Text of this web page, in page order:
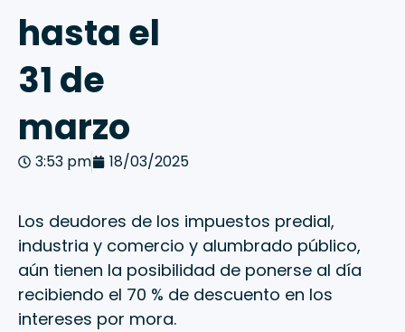
hasta el
31 de
marzo
3:53 pm 18/03/2025
Los deudores de los impuestos predial,
industria y comercio y alumbrado público,
aún tienen la posibilidad de ponerse al día
recibiendo el 70 % de descuento en los
intereses por mora.